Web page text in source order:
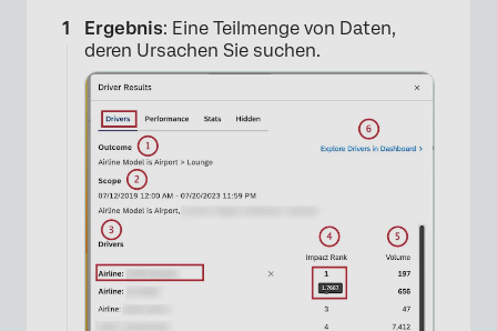
×
Ergebnis: Eine Teilmenge von Daten,
deren Ursachen Sie suchen.